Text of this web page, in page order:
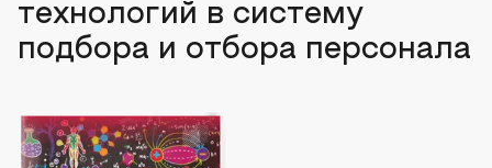
технологий в систему
подбора и отбора персонала